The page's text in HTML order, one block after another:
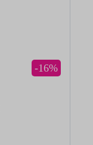
-16%